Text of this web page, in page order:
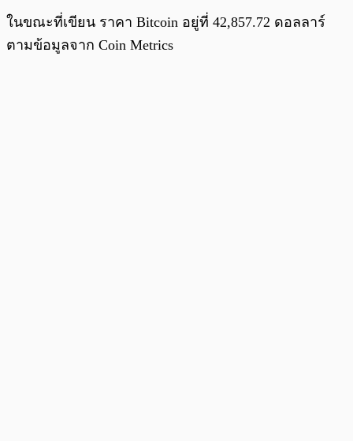
ในขณะที่เขียน ราคา Bitcoin อยู่ที่ 42,857.72 ดอลลาร์
ตามข้อมูลจาก Coin Metrics